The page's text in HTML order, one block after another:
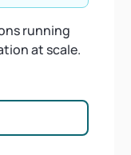
running
at scale.